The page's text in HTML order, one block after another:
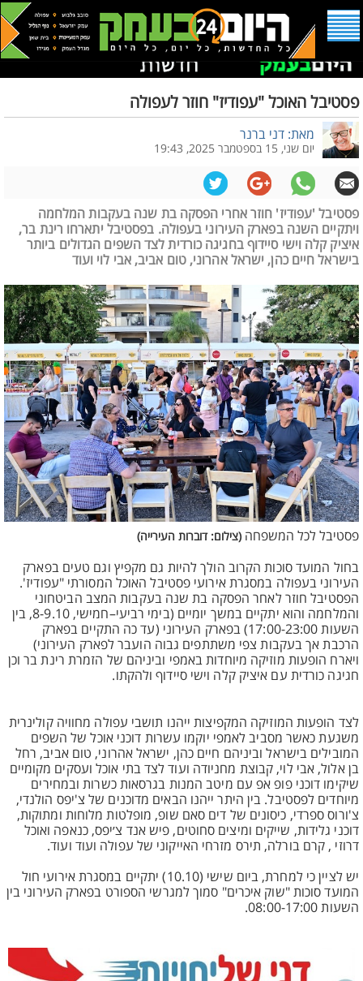
פסטיבל האוכל "עפודיז" חוזר לעפולה
מאת: דני ברנר
יום שני, 15 בספטמבר 2025, 19:43
פסטיבל 'עפודיז' חוזר אחרי הפסקה בת שנה בעקבות המלחמה
ויתקיים השנה בפארק העירוני בעפולה. בפסטיבל יתארחו רינת בר,
איציק קלה וישי סיידוף בחגיגה כורדית לצד השפים הגדולים ביותר
בישראל חיים כהן, ישראל אהרוני, טום אביב, אבי לוי ועוד
פסטיבל לכל המשפחה (צילום: דוברות העירייה)
בחול המועד סוכות הקרוב הולך להיות גם מקפיץ וגם טעים בפארק
העירוני בעפולה במסגרת אירועי פסטיבל האוכל המסורתי "עפודיז'.
הפסטיבל חוזר לאחר הפסקה בת שנה בעקבות המצב הביטחוני
והמלחמה והוא יתקיים במשך יומיים (בימי רביעי–חמישי, 8-9.10, בין
השעות 17:00-23:00) בפארק העירוני (עד כה התקיים בפארק
הרכבת אך בעקבות צפי משתתפים גבוה הועבר לפארק העירוני)
ויארח הופעות מוזיקה מיוחדות באמפי וביניהם של הזמרת רינת בר וכן
חגיגה כורדית עם איציק קלה וישי סיידוף ולהקתו.
לצד הופעות המוזיקה המקפיצות ייהנו תושבי עפולה מחוויה קולינרית
משגעת כאשר מסביב לאמפי יוקמו עשרות דוכני אוכל של השפים
המובילים בישראל וביניהם חיים כהן, ישראל אהרוני, טום אביב, רחל
בן אלול, אבי לוי, קבוצת מחניודה ועוד לצד בתי אוכל ועסקים מקומיים
שיקימו דוכני פופ אפ עם מיטב המנות בגרסאות כשרות ובמחירים
מיוחדים לפסטיבל. בין היתר ייהנו הבאים מדוכנים של צ'יפס הולנדי,
צ'ורוס ספרדי, כיסונים של דים סאם שופ, מופלטות מלוחות ומתוקות,
דוכני גלידות, שייקים ומיצים סחוטים, פיש אנד צ׳יפס, כנאפה ואוכל
דרוזי , קרם בורלה, תירס מזרחי האייקוני של עפולה ועוד ועוד.
יש לציין כי למחרת, ביום שישי (10.10) יתקיים במסגרת אירועי חול
המועד סוכות "שוק איכרים" סמוך למגרשי הספורט בפארק העירוני בין
השעות 08:00-17:00.